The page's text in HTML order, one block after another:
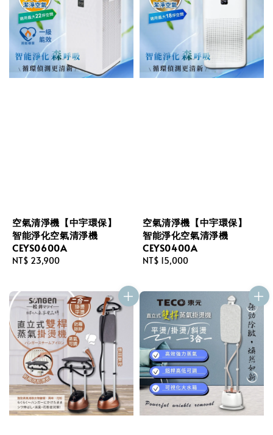
空氣清淨機【中宇環保】
智能淨化空氣清淨機
CEYS0600A
Regular
NT$ 23,900
空氣清淨機【中宇環保】
智能淨化空氣清淨機
CEYS0400A
Regular
NT$ 15,000